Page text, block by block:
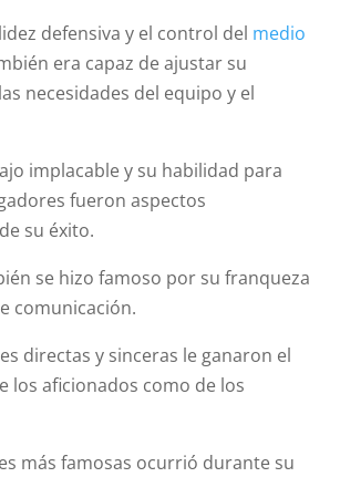
defensiva y el control del medio
era capaz de ajustar su
necesidades del equipo y el
implacable y su habilidad para
fueron aspectos
su éxito.
se hizo famoso por su franqueza
comunicación.
directas y sinceras le ganaron el
los aficionados como de los
más famosas ocurrió durante su